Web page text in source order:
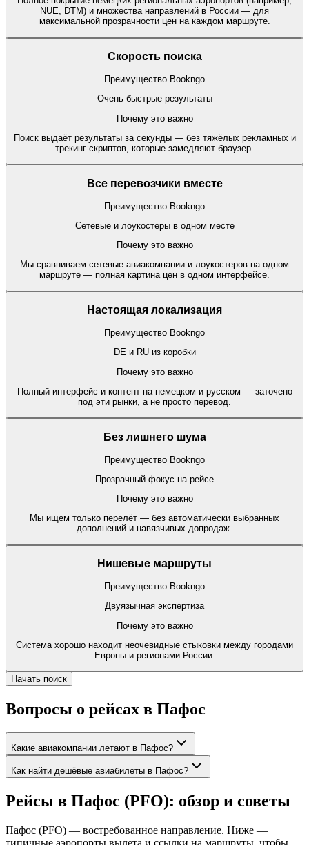
NUE, DTM) и множества направлений в России — для
максимальной прозрачности цен на каждом маршруте.
Скорость поиска
Преимущество Bookngo
Очень быстрые результаты
Почему это важно
Поиск выдаёт результаты за секунды — без тяжёлых рекламных и
трекинг-скриптов, которые замедляют браузер.
Все перевозчики вместе
Преимущество Bookngo
Сетевые и лоукостеры в одном месте
Почему это важно
Мы сравниваем сетевые авиакомпании и лоукостеров на одном
маршруте — полная картина цен в одном интерфейсе.
Настоящая локализация
Преимущество Bookngo
DE и RU из коробки
Почему это важно
Полный интерфейс и контент на немецком и русском — заточено
под эти рынки, а не просто перевод.
Без лишнего шума
Преимущество Bookngo
Прозрачный фокус на рейсе
Почему это важно
Мы ищем только перелёт — без автоматически выбранных
дополнений и навязчивых допродаж.
Нишевые маршруты
Преимущество Bookngo
Двуязычная экспертиза
Почему это важно
Система хорошо находит неочевидные стыковки между городами
Европы и регионами России.
Начать поиск
Вопросы о рейсах в Пафос
Какие авиакомпании летают в Пафос?
Как найти дешёвые авиабилеты в Пафос?
Рейсы в Пафос (PFO): обзор и советы
Пафос (PFO) — востребованное направление. Ниже —
типичные аэропорты вылета и ссылки на маршруты, чтобы